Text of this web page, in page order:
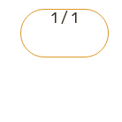
1 / 1